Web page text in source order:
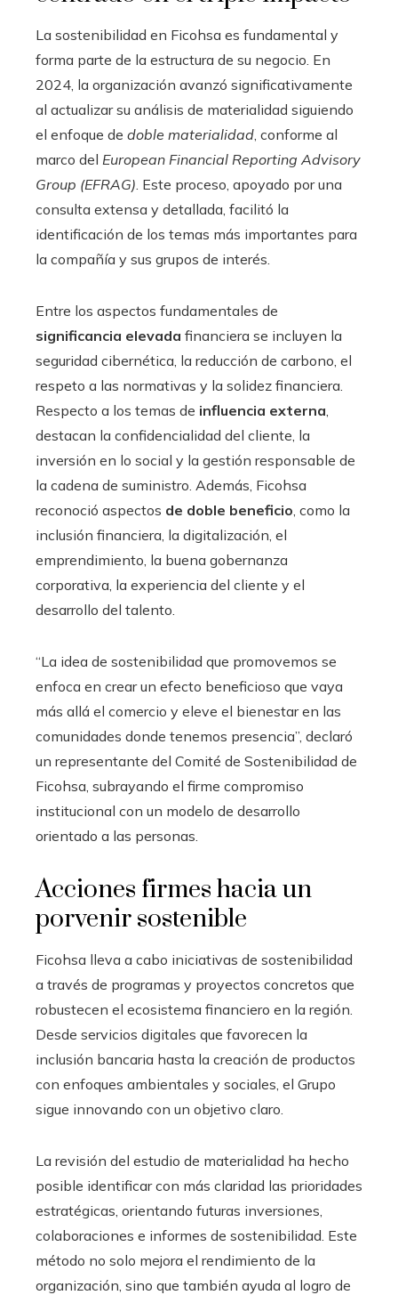
La sostenibilidad en Ficohsa es fundamental y
forma parte de la estructura de su negocio. En
2024, la organización avanzó significativamente
al actualizar su análisis de materialidad siguiendo
el enfoque de doble materialidad , conforme al
marco del European Financial Reporting Advisory
Group (EFRAG) . Este proceso, apoyado por una
consulta extensa y detallada, facilitó la
identificación de los temas más importantes para
la compañía y sus grupos de interés.
Entre los aspectos fundamentales de
significancia elevada financiera se incluyen la
seguridad cibernética, la reducción de carbono, el
respeto a las normativas y la solidez financiera.
Respecto a los temas de influencia externa
destacan la confidencialidad del cliente, la
inversión en lo social y la gestión responsable de
la cadena de suministro. Además, Ficohsa
reconoció aspectos de doble beneficio , como la
inclusión financiera, la digitalización, el
emprendimiento, la buena gobernanza
corporativa, la experiencia del cliente y el
desarrollo del talento.
“La idea de sostenibilidad que promovemos se
enfoca en crear un efecto beneficioso que vaya
más allá el comercio y eleve el bienestar en las
comunidades donde tenemos presencia”, declaró
un representante del Comité de Sostenibilidad de
Ficohsa, subrayando el firme compromiso
institucional con un modelo de desarrollo
orientado a las personas.
Acciones firmes hacia un
porvenir sostenible
Ficohsa lleva a cabo iniciativas de sostenibilidad
a través de programas y proyectos concretos que
robustecen el ecosistema financiero en la región.
Desde servicios digitales que favorecen la
inclusión bancaria hasta la creación de productos
con enfoques ambientales y sociales, el Grupo
sigue innovando con un objetivo claro.
La revisión del estudio de materialidad ha hecho
posible identificar con más claridad las prioridades
estratégicas, orientando futuras inversiones,
colaboraciones e informes de sostenibilidad. Este
método no solo mejora el rendimiento de la
organización, sino que también ayuda al logro de